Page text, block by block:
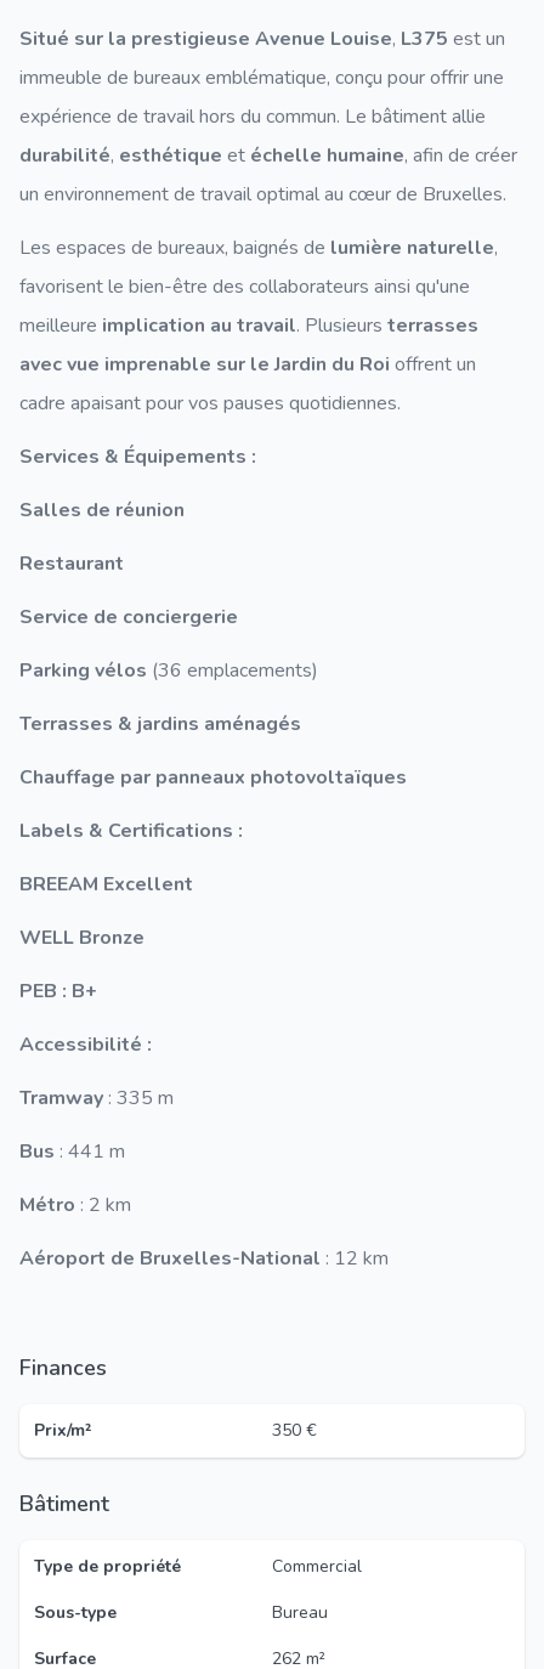
Situé sur la prestigieuse Avenue Louise, L375 est un
immeuble de bureaux emblématique, conçu pour offrir une
expérience de travail hors du commun. Le bâtiment allie
durabilité, esthétique et échelle humaine, afin de créer
un environnement de travail optimal au cœur de Bruxelles.
Les espaces de bureaux, baignés de lumière naturelle,
favorisent le bien-être des collaborateurs ainsi qu'une
meilleure implication au travail. Plusieurs terrasses
avec vue imprenable sur le Jardin du Roi offrent un
cadre apaisant pour vos pauses quotidiennes.
Services & Équipements :
Salles de réunion
Restaurant
Service de conciergerie
Parking vélos (36 emplacements)
Terrasses & jardins aménagés
Chauffage par panneaux photovoltaïques
Labels & Certifications :
BREEAM Excellent
WELL Bronze
PEB : B+
Accessibilité :
Tramway : 335 m
Bus : 441 m
Métro : 2 km
Aéroport de Bruxelles-National : 12 km
Finances
Prix/m² 350 €
Bâtiment
Type de propriété
Commercial
Sous-type
Bureau
Surface
262 m²